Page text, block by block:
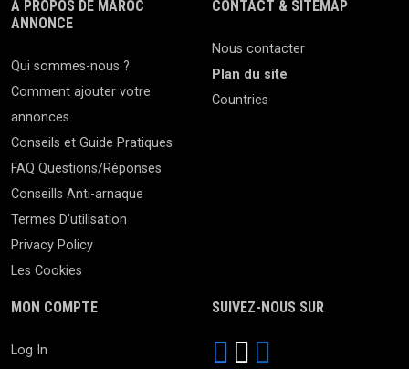
À PROPOS DE MAROC
ANNONCE
Qui sommes-nous ?
Comment ajouter votre
annonces
Conseils et Guide Pratiques
FAQ Questions/Réponses
Conseills Anti-arnaque
Termes D'utilisation
Privacy Policy
Les Cookies
CONTACT & SITEMAP
Nous contacter
Plan du site
Countries
MON COMPTE
Log In
SUIVEZ-NOUS SUR